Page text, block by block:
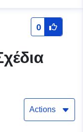
0
Actions